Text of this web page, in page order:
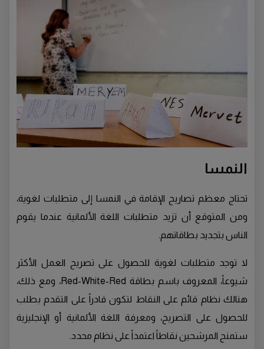
النمسا
تحتاج معظم تصاريح الإقامة في النمسا إلى متطلبات لغوية،
ومن المتوقع أن تزيد متطلبات اللغة الألمانية عندما يقوم
الناس بتجديد بطاقاتهم.
لا توجد متطلبات لغوية للحصول على تصريح العمل الأكثر
شيوعاً، المعروف باسم بطاقة Red-White-Red، ومع ذلك،
هنالك نظام قائم على النقاط لتكون قادراً على التقدم بطلب
للحصول على التصريح، ومعرفة اللغة الألمانية أو الإنجليزية
ستمنح المرشحين نقاطاً اعتمداً على نظام محدد.